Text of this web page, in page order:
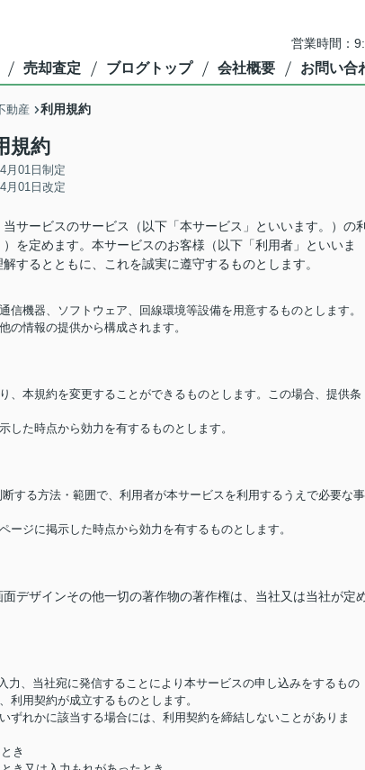
営業時間：
売却査定 ブログトップ 会社概要 お問い合
動産 利用規約
規約
月01日制定
月01日改定
サービスのサービス（以下「本サービス」といいます。）の
を定めます。本サービスのお客様（以下「利用者」といいま
するとともに、これを誠実に遵守するものとします。
機器、ソフトウェア、回線環境等設備を用意するものとします。
情報の提供から構成されます。
本規約を変更することができるものとします。この場合、提供条
た時点から効力を有するものとします。
する方法・範囲で、利用者が本サービスを利用するうえで必要な事
ジに掲示した時点から効力を有するものとします。
デザインその他一切の著作物の著作権は、当社又は当社が定
、当社宛に発信することにより本サービスの申し込みをするもの
利用契約が成立するものとします。
れかに該当する場合には、利用契約を締結しないことがありま
き